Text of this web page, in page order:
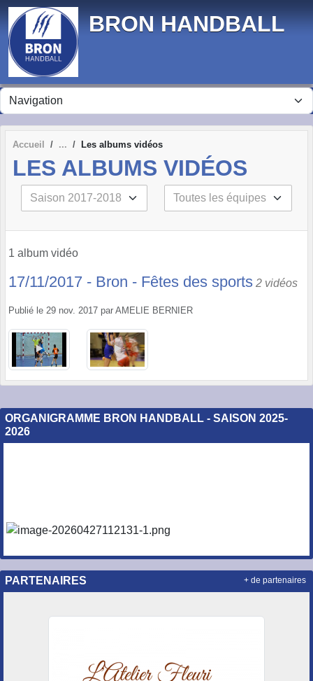
BRON HANDBALL
Accueil Les albums vidéos
LES ALBUMS VIDÉOS
1 album vidéo
17/11/2017 - Bron - Fêtes des sports 2 vidéos
Publié le 29 nov. 2017 par AMELIE BERNIER
ORGANIGRAMME BRON HANDBALL - SAISON 2025-
2026
PARTENAIRES + de partenaires
Panneau de gestion des cookies